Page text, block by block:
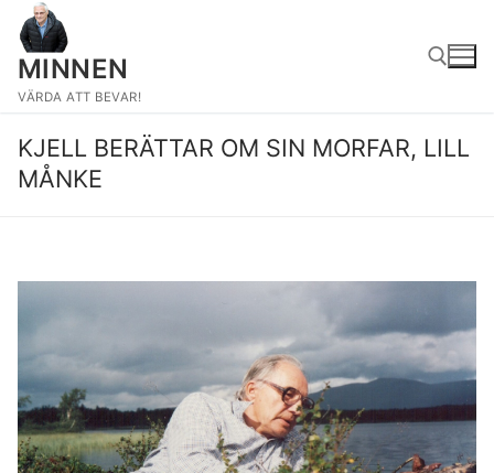
Hoppa
innehåll
MINNEN
VÄRDA ATT BEVAR!
Sök:
KJELL BERÄTTAR OM SIN MORFAR, LILL
MÅNKE